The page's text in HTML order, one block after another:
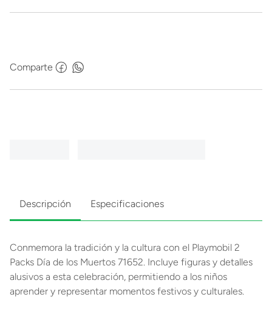
Comparte
Descripción Especificaciones
Conmemora la tradición y la cultura con el Playmobil 2
Packs Día de los Muertos 71652. Incluye figuras y detalles
alusivos a esta celebración, permitiendo a los niños
aprender y representar momentos festivos y culturales.